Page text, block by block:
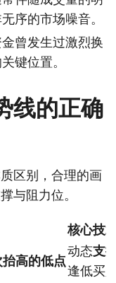
序的市场噪音。
金曾发生过激烈换
键位置。
线的正确
区别，合理的画
与阻力位。
核心技
高的低点
动态支
逢低买